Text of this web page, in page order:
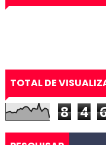
TOTAL DE
8 4